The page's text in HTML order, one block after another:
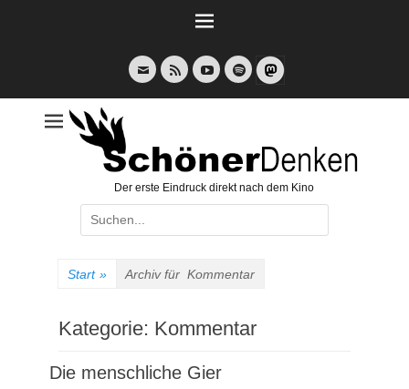
E-
Mail
Feed YouTubeSpotify
Der erste Eindruck direkt nach dem Kino
Suche
nach:
Start » Archiv für Kommentar
Kategorie: Kommentar
Die menschliche Gier